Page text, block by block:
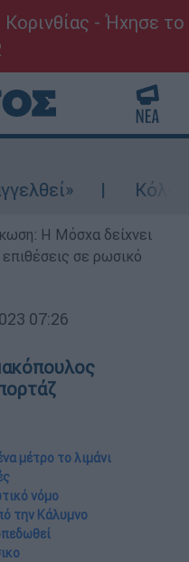
- Ήχησε το
ΟΟΣΑ: Στην
Η Μόσχα δείχνει
σε ρωσικό
07:26
μέτρο το λιμάνι
νόμο
την Κάλυμνο